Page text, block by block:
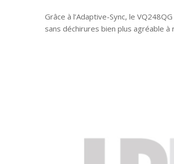
Grâce à l’Adaptive-Sync, le
sans déchirures bien plus agréable